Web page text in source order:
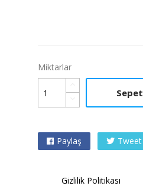
Miktarlar
Paylaş Tweet
Gizlilik Politikası